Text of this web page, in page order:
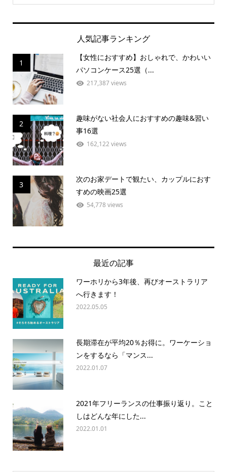
人気記事ランキング
1
【女性におすすめ】おしゃれで、かわいい
パソコンケース25選（...
217,387 views
2
趣味がない社会人におすすめの趣味&習い
事16選
162,122 views
3
次のお家デートで観たい、カップルにおす
すめの映画25選
54,778 views
最近の記事
ワーホリから3年後、再びオーストラリア
へ行きます！
2022.05.05
長期滞在が平均20％お得に。ワーケーショ
ンをするなら「マンス...
2022.01.07
2021年フリーランスの仕事振り返り。こと
しはどんな年にした...
2022.01.01